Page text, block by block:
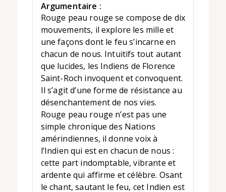
Argumentaire :
Rouge peau rouge se compose de dix
mouvements, il explore les mille et
une façons dont le feu s’incarne en
chacun de nous. Intuitifs tout autant
que lucides, les Indiens de Florence
Saint-Roch invoquent et convoquent.
Il s’agit d’une forme de résistance au
désenchantement de nos vies.
Rouge peau rouge n’est pas une
simple chronique des Nations
amérindiennes, il donne voix à
l’Indien qui est en chacun de nous :
cette part indomptable, vibrante et
ardente qui affirme et célèbre. Osant
le chant, sautant le feu, cet Indien est